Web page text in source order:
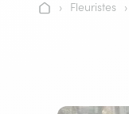
Accueil
› Fleuristes ›